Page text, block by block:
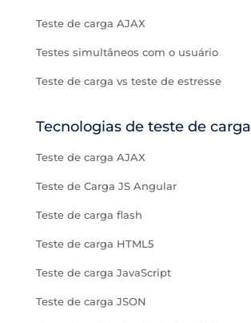
Teste de carga AJAX
Testes simultâneos com o usuário
Teste de carga vs teste de estresse
Tecnologias de teste de carga
Teste de carga AJAX
Teste de Carga JS Angular
Teste de carga flash
Teste de carga HTML5
Teste de carga JavaScript
Teste de carga JSON